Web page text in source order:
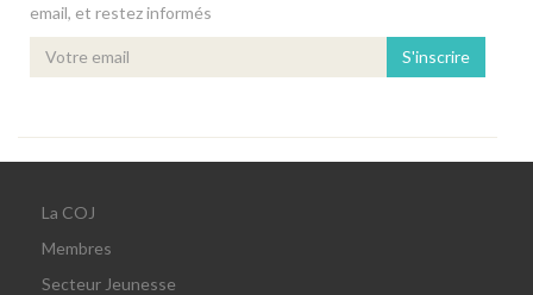
email, et restez informés
S'inscrire
La COJ
Membres
Secteur Jeunesse